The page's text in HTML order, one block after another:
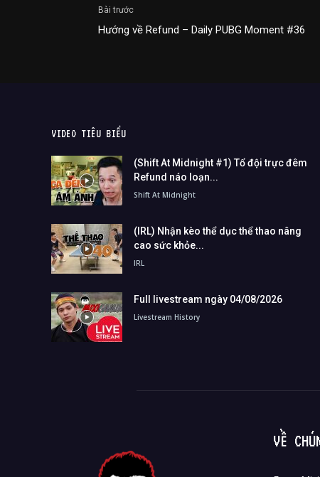
Bài trước
Hướng về Refund – Daily PUBG Moment #36
VIDEO TIÊU BIỂU
(Shift At Midnight #1) Tổ đội trực đêm
Refund náo loạn...
Shift At Midnight
(IRL) Nhận kèo thể dục thể thao nâng
cao sức khỏe...
IRL
Full livestream ngày 04/08/2026
Livestream History
VỀ